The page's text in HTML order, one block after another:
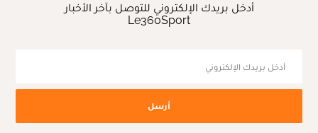
أدخل بريدك الإلكتروني للتوصل بآخر الأخبار
Le360Sport
أرسل